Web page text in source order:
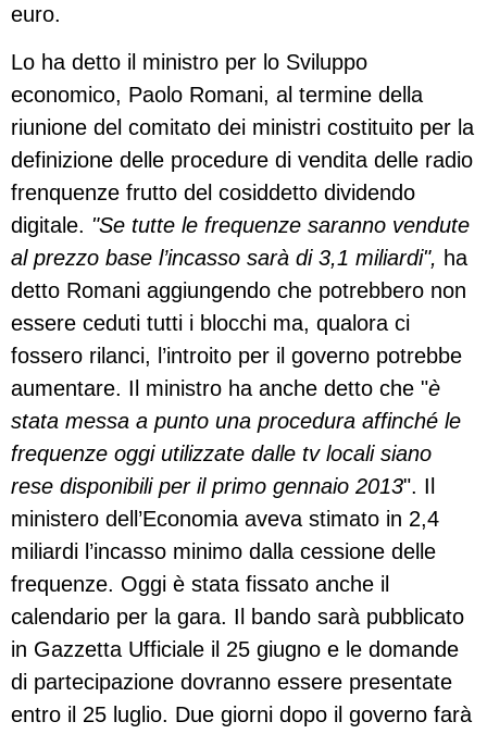
euro.
Lo ha detto il ministro per lo Sviluppo
economico, Paolo Romani, al termine della
riunione del comitato dei ministri costituito per la
definizione delle procedure di vendita delle radio
frenquenze frutto del cosiddetto dividendo
digitale. "Se tutte le frequenze saranno vendute
al prezzo base l’incasso sarà di 3,1 miliardi", ha
detto Romani aggiungendo che potrebbero non
essere ceduti tutti i blocchi ma, qualora ci
fossero rilanci, l’introito per il governo potrebbe
aumentare. Il ministro ha anche detto che "è
stata messa a punto una procedura affinché le
frequenze oggi utilizzate dalle tv locali siano
rese disponibili per il primo gennaio 2013". Il
ministero dell’Economia aveva stimato in 2,4
miliardi l’incasso minimo dalla cessione delle
frequenze. Oggi è stata fissato anche il
calendario per la gara. Il bando sarà pubblicato
in Gazzetta Ufficiale il 25 giugno e le domande
di partecipazione dovranno essere presentate
entro il 25 luglio. Due giorni dopo il governo farà